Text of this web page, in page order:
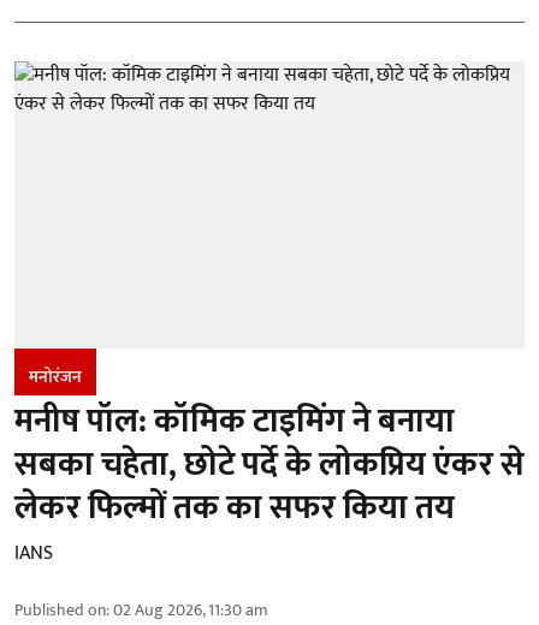
मनोरंजन
मनीष पॉल: कॉमिक टाइमिंग ने बनाया
सबका चहेता, छोटे पर्दे के लोकप्रिय एंकर से
लेकर फिल्मों तक का सफर किया तय
IANS
Published on:02 Aug 2026, 11:30 am